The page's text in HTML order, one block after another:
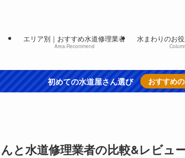
エリア別｜おすすめ水道修理業者
Area-Recommend
水まわりのお
初めての水道屋さん選び おすすめ
と水道修理業者の比較&レビュ